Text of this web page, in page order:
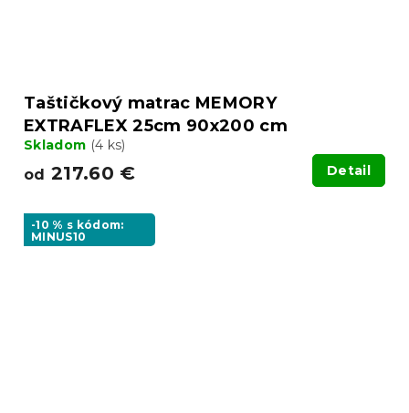
Taštičkový matrac MEMORY
EXTRAFLEX 25cm 90x200 cm
Skladom (4 ks)
od 217.60 € Detail
-10 % s kódom:
MINUS10